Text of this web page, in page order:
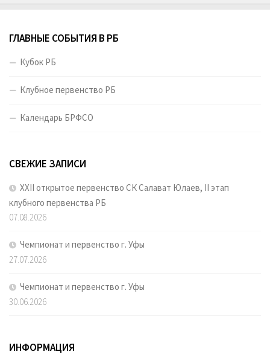
ГЛАВНЫЕ СОБЫТИЯ В РБ
Кубок РБ
Клубное первенство РБ
Календарь БРФСО
СВЕЖИЕ ЗАПИСИ
XXII открытое первенство СК Салават Юлаев, II этап
клубного первенства РБ
07.08.2026
Чемпионат и первенство г. Уфы
27.07.2026
Чемпионат и первенство г. Уфы
30.06.2026
ИНФОРМАЦИЯ